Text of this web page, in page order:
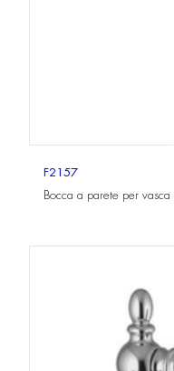
F2157
Bocca a parete per vasca